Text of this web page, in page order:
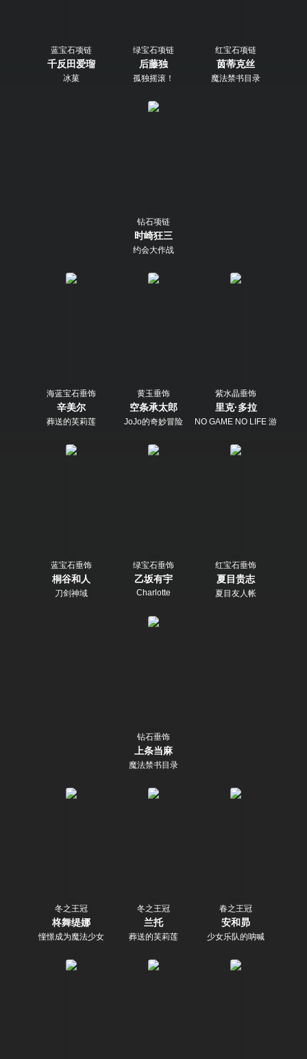
蓝宝石项链
千反田爱瑠
冰菓
绿宝石项链
后藤独
孤独摇滚！
红宝石项链
茵蒂克丝
魔法禁书目录
钻石项链
时崎狂三
约会大作战
海蓝宝石垂饰
辛美尔
葬送的芙莉莲
黄玉垂饰
空条承太郎
JoJo的奇妙冒险
紫水晶垂饰
里克·多拉
NO GAME NO LIFE 游戏人生
蓝宝石垂饰
桐谷和人
刀剑神域
绿宝石垂饰
乙坂有宇
Charlotte
红宝石垂饰
夏目贵志
夏目友人帐
钻石垂饰
上条当麻
魔法禁书目录
冬之王冠
柊舞缇娜
憧憬成为魔法少女
冬之王冠
兰托
葬送的芙莉莲
春之王冠
安和昴
少女乐队的呐喊